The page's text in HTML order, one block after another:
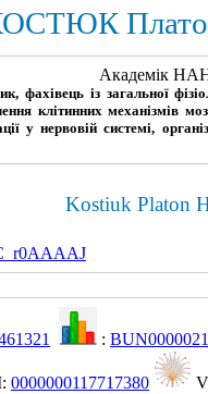
Академік
фахівець із загальної
клітинних механізмів
у нервовій системі,
Kostiuk Platon
: BUN0000021
0000000117717380